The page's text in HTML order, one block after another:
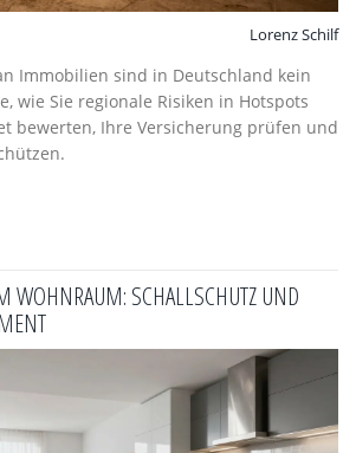
Lorenz Schilf
Immobilien sind in Deutschland kein
wie Sie regionale Risiken in Hotspots
bewerten, Ihre Versicherung prüfen und
WOHNRAUM: SCHALLSCHUTZ UND